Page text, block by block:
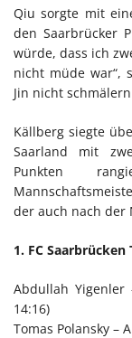
Qiu sorgte mit
den Saarbrücker
würde, dass ich
nicht müde war“,
Jin nicht
Källberg siegte
Saarland mit
Punkten
der auch nach der
1. FC Saarbrücken
Abdullah Yigenler
14:16)
Tomas Polansky –